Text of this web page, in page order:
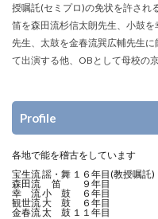
授嘱託(セミプロ)の免状を許され
笛を森田流杉信太朗先生、小鼓
先生、太鼓を金春流巽広輔先生
て出演する他、OBとして母校の
Profile
各地で能を稽古をしています
宝生流 謡・舞 １６年目(教授嘱託)
森田流 笛 ９年目
幸 流 小 鼓 ６年目
観世流 大 鼓 ６年目
金春流 太 鼓 １１年目